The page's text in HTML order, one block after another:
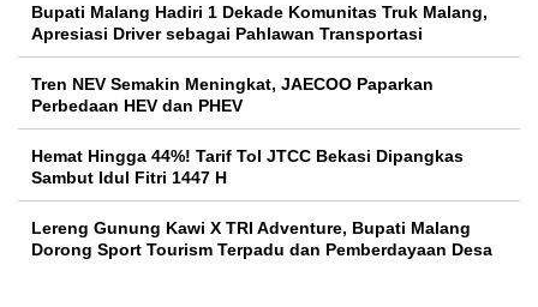
Bupati Malang Hadiri 1 Dekade Komunitas Truk Malang,
Apresiasi Driver sebagai Pahlawan Transportasi
Tren NEV Semakin Meningkat, JAECOO Paparkan
Perbedaan HEV dan PHEV
Hemat Hingga 44%! Tarif Tol JTCC Bekasi Dipangkas
Sambut Idul Fitri 1447 H
Lereng Gunung Kawi X TRI Adventure, Bupati Malang
Dorong Sport Tourism Terpadu dan Pemberdayaan Desa